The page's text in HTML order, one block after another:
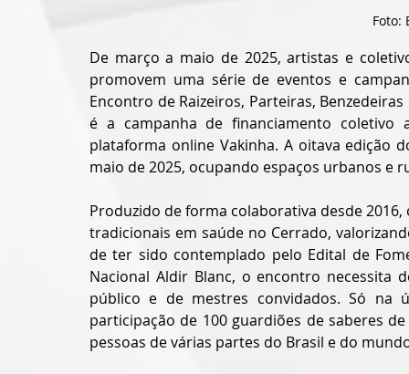
Foto:
De março a maio de 2025, artistas e
promovem uma série de eventos e
Encontro de Raizeiros, Parteiras,
é a campanha de financiamento
plataforma online Vakinha. A oitava edição
maio de 2025, ocupando espaços urbanos e
Produzido de forma colaborativa desde 2016,
tradicionais em saúde no Cerrado,
de ter sido contemplado pelo Edital de
Nacional Aldir Blanc, o encontro necessita
público e de mestres convidados. Só na
participação de 100 guardiões de saberes
pessoas de várias partes do Brasil e do